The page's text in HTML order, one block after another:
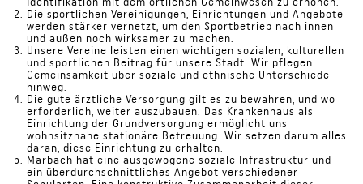
Die sportlichen Vereinigungen, Einrichtungen und Angebote
werden stärker vernetzt, um den Sportbetrieb nach innen
und außen noch wirksamer zu machen.
Unsere Vereine leisten einen wichtigen sozialen, kulturellen
und sportlichen Beitrag für unsere Stadt. Wir pflegen
Gemeinsamkeit über soziale und ethnische Unterschiede
hinweg.
Die gute ärztliche Versorgung gilt es zu bewahren, und wo
erforderlich, weiter auszubauen. Das Krankenhaus als
Einrichtung der Grundversorgung ermöglicht uns
wohnsitznahe stationäre Betreuung. Wir setzen darum alles
daran, diese Einrichtung zu erhalten.
Marbach hat eine ausgewogene soziale Infrastruktur und
ein überdurchschnittliches Angebot verschiedener